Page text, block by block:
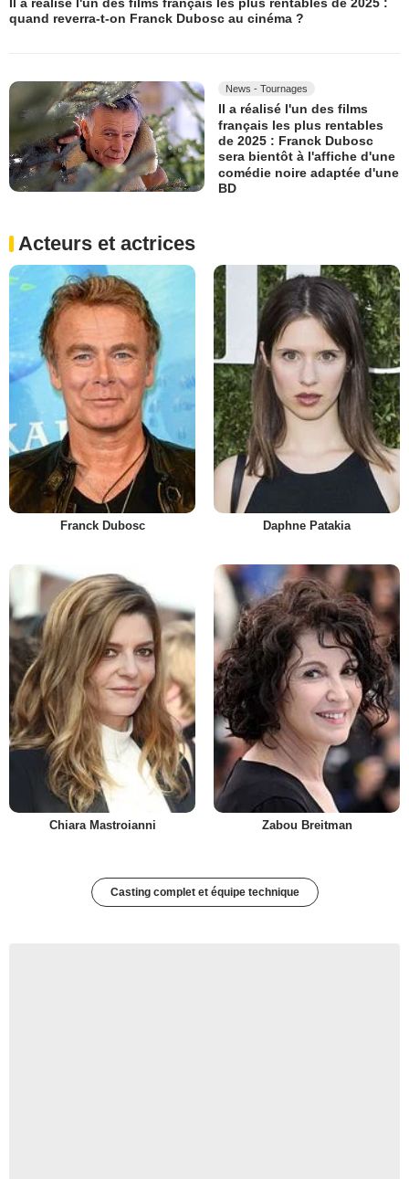
quand reverra-t-on Franck Dubosc au cinéma ?
News - Tournages
Il a réalisé l'un des films
français les plus rentables
de 2025 : Franck Dubosc
sera bientôt à l'affiche d'une
comédie noire adaptée d'une
BD
Acteurs et actrices
Franck Dubosc Daphne Patakia
Chiara Mastroianni Zabou Breitman
Casting complet et équipe technique